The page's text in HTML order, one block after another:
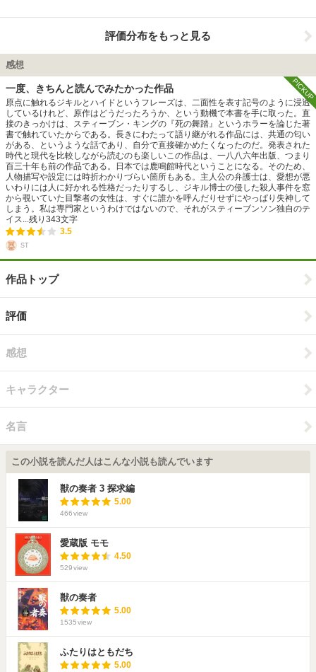
評価分布をもっと見る
感想
一度、きちんと読んでみたかった作品
原点に触れるジキルとハイドというフレーズは、二面性を表す記号のように浸透
しているけれど、原作はどうだったろうか、という動機で本書を手に取った。直
接のきっかけは、スティーブン・キングの『死の舞踏』というホラーを論じた著
書で触れていたからである。長きにわたって語り継がれる作品には、共通の匂い
がある、というような話であり、自分で直接確かめたくなったのだ。発表された
時代と現代を比較しながら読むのも楽しいこの作品は、一八八六年出版、つまり
百三十年も前の作品である。日本では鹿鳴館時代ということになる。そのため、
人物描写や設定には時折わかりづらい箇所もある。主人公の弁護士は、愛想が悪
いわりには人に好かれる性格だったりするし、ジキル博士の侵した殺人事件を窓
から覗いていた目撃者の女性は、すぐに誰かを呼んだりせずにやっぱり失神して
しまう。私は専門家というわけではないので、それがスティーブンソン独自のテ
イス...残り 343文字
3.5
ST
PICKUP
作品トップ
評価
感想
キャラクター
名言
この小説を読んだ人はこんな小説も読んでいます
獣の奏者 3 探求編
5.00
466view
愛蔵版 モモ
4.50
529view
獣の奏者
5.00
1535view
ふたりはともだち
5.00